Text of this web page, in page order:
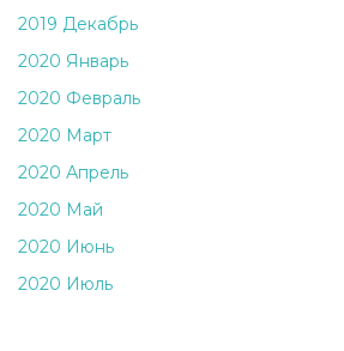
2019 Декабрь
2020 Январь
2020 Февраль
2020 Март
2020 Апрель
2020 Май
2020 Июнь
2020 Июль